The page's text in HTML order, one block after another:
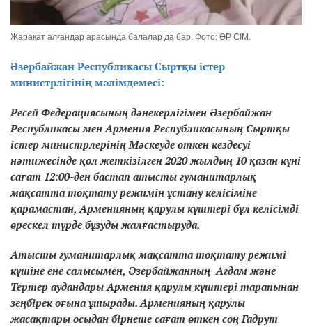
Жарақат алғандар арасында балалар да бар. Фото: ӘР СІМ.
Әзербайжан Республикасы Сыртқы істер
министрлігінің мәлімдемесі:
Ресей Федерациясының дәнекерлігімен Әзербайжан
Республикасы мен Армения Республикасының Сыртқы
істер министрлерінің Мәскеуде өткен кездесуі
нәтижесінде қол жеткізілген 2020 жылдың 10 қазан күні
сағат 12:00-ден бастап атысты гуманитарлық
мақсатта тоқтату режимін ұстану келісіміне
қарамастан, Арменияның қарулы күштері бұл келісімді
өрескел түрде бұзуды жалғастыруда.
Атысты гуманитарлық мақсатта тоқтату режимі
күшіне ене салысымен, Әзербайжанның Агдам және
Тертер аудандары Армения қарулы күштері тарапынан
зеңбірек оғына ұшырады. Арменияның қарулы
жасақтары осыдан бірнеше сағат өткен соң Гадрут